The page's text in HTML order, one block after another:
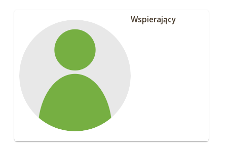
Wspierający